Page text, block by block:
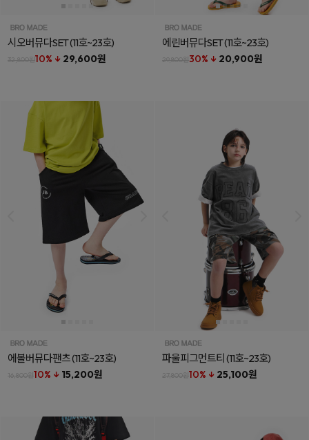
시오버뮤다SET(11호~23호)
32,800원10% ↓ 29,600원
에린버뮤다SET(11호~23호)
29,800원30% ↓ 20,900원
에볼버뮤다팬츠(11호~23호)
16,800원10% ↓ 15,200원
파울피그먼트티(11호~23호)
27,800원10% ↓ 25,100원